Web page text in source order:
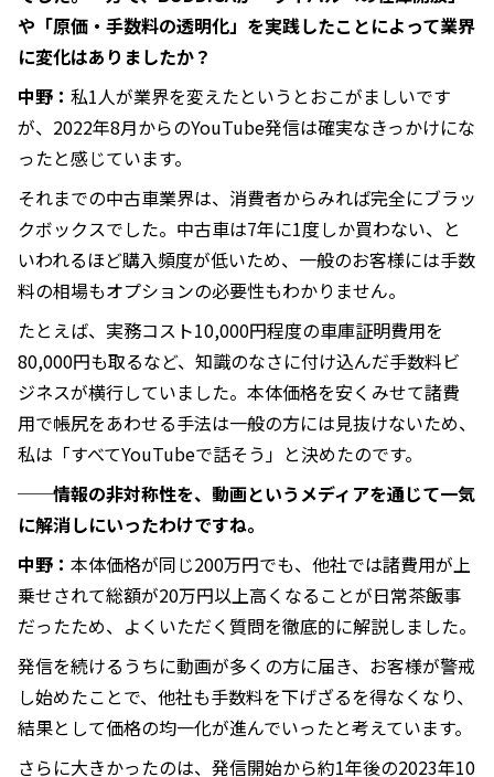
や「原価・手数料の透明化」を実践したことによって業界
に変化はありましたか？
中野： 私1人が業界を変えたというとおこがましいです
が、2022年8月からのYouTube発信は確実なきっかけにな
ったと感じています。
それまでの中古車業界は、消費者からみれば完全にブラッ
クボックスでした。中古車は7年に1度しか買わない、と
いわれるほど購入頻度が低いため、一般のお客様には手数
料の相場もオプションの必要性もわかりません。
たとえば、実務コスト10,000円程度の車庫証明費用を
80,000円も取るなど、知識のなさに付け込んだ手数料ビ
ジネスが横行していました。本体価格を安くみせて諸費
用で帳尻をあわせる手法は一般の方には見抜けないため、
私は「すべてYouTubeで話そう」と決めたのです。
──情報の非対称性を、動画というメディアを通じて一気
に解消しにいったわけですね。
中野： 本体価格が同じ200万円でも、他社では諸費用が上
乗せされて総額が20万円以上高くなることが日常茶飯事
だったため、よくいただく質問を徹底的に解説しました。
発信を続けるうちに動画が多くの方に届き、お客様が警戒
し始めたことで、他社も手数料を下げざるを得なくなり、
結果として価格の均一化が進んでいったと考えています。
さらに大きかったのは、発信開始から約1年後の2023年10